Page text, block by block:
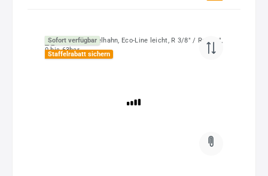
Sofort verfügbar
Staffelrabatt sichern